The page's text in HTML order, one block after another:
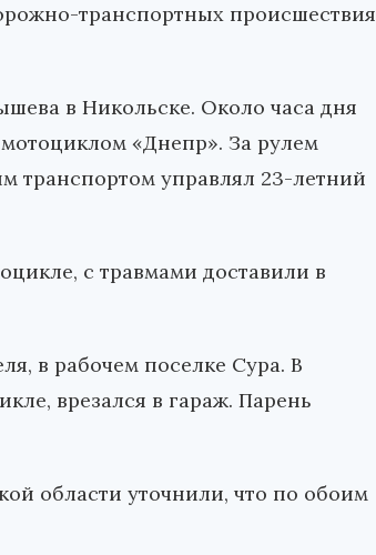
транспортных происшествия
в Никольске. Около часа дня
«Днепр». За рулем
транспортом управлял 23-летний
с травмами доставили в
в рабочем поселке Сура. В
врезался в гараж. Парень
области уточнили, что по обоим